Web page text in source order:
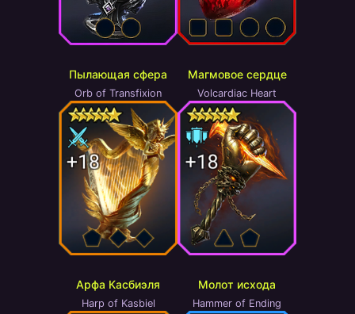
Пылающая сфера
Orb of Transfixion
Магмовое сердце
Volcardiac Heart
Арфа Касбиэля
Harp of Kasbiel
Молот исхода
Hammer of Ending